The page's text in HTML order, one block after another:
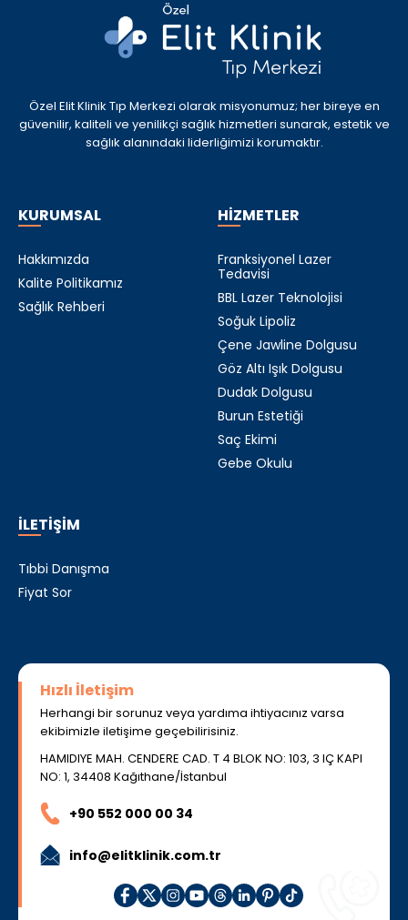
Özel Elit Klinik Tıp Merkezi olarak misyonumuz; her bireye en
güvenilir, kaliteli ve yenilikçi sağlık hizmetleri sunarak, estetik ve
sağlık alanındaki liderliğimizi korumaktır.
KURUMSAL
Hakkımızda
Kalite Politikamız
Sağlık Rehberi
HİZMETLER
Franksiyonel Lazer
Tedavisi
BBL Lazer Teknolojisi
Soğuk Lipoliz
Çene Jawline Dolgusu
Göz Altı Işık Dolgusu
Dudak Dolgusu
Burun Estetiği
Saç Ekimi
Gebe Okulu
İLETİŞİM
Tıbbi Danışma
Fiyat Sor
Hızlı İletişim
Herhangi bir sorunuz veya yardıma ihtiyacınız varsa
ekibimizle iletişime geçebilirisiniz.
HAMIDIYE MAH. CENDERE CAD. T 4 BLOK NO: 103, 3 IÇ KAPI
NO: 1, 34408 Kağıthane/İstanbul
+90 552 000 00 34
info@elitklinik.com.tr